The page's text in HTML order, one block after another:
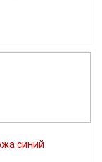
синий